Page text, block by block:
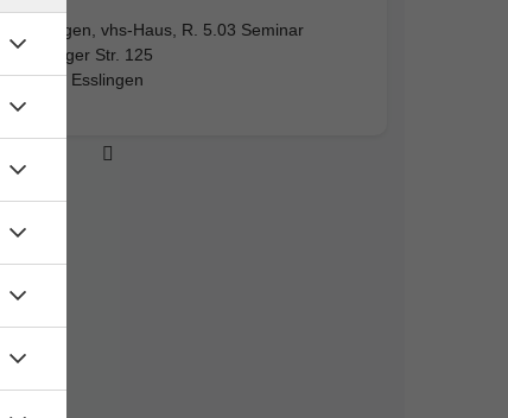
Esslingen, vhs-Haus, R. 5.03 Seminar
Mettinger Str. 125
73728 Esslingen